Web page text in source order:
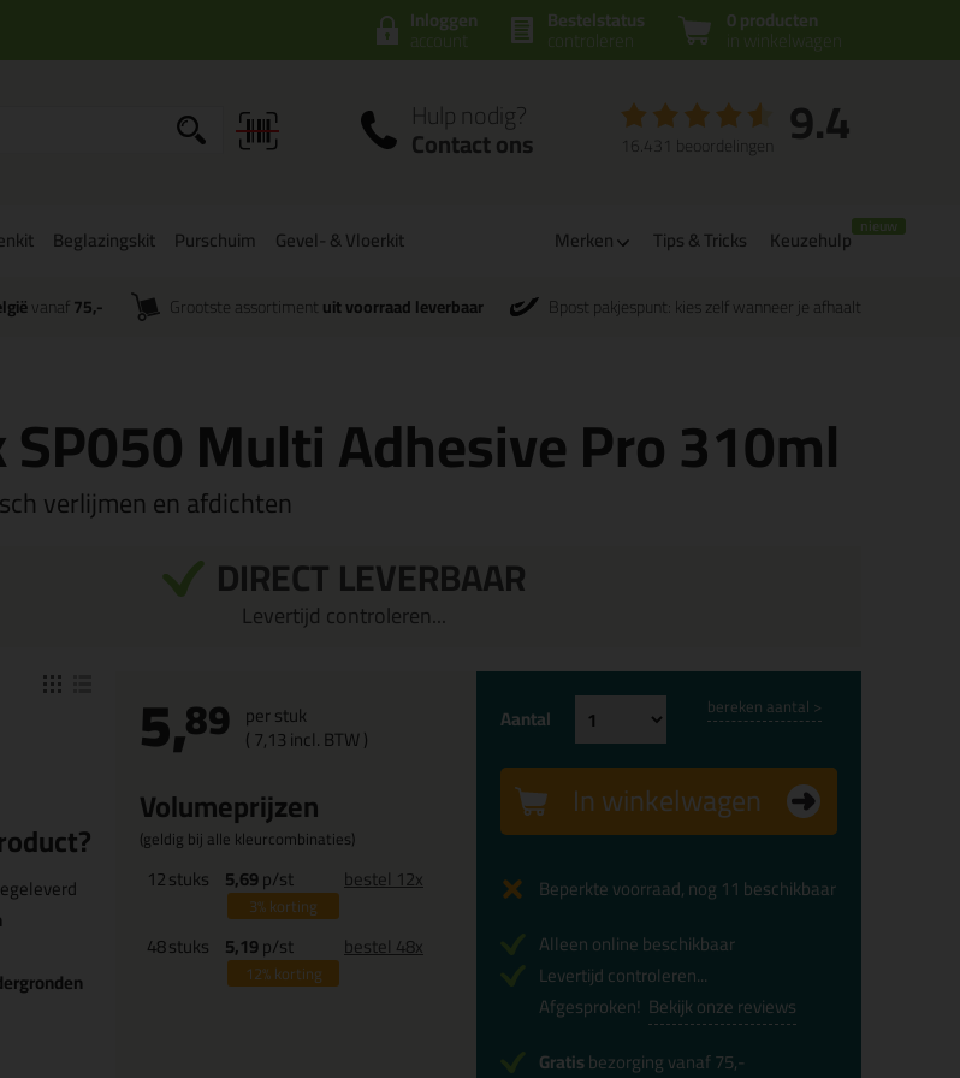
0 producten
in winkelwagen
Bestelstatus
controleren
Inloggen
account
Hulp nodig?
Contact ons 9.4
16.431 beoordelingen
Beglazingskit Purschuim Gevel- & Vloerkit Merken Tips & Tricks Keuzehulp
vanaf 75,- Grootste assortiment uit voorraad leverbaar Bpost pakjespunt: kies zelf wanneer je afhaalt
Multi Adhesive Pro 310ml
verlijmen en afdichten
DIRECT LEVERBAAR
Levertijd controleren...
5,89 per stuk
(7,13incl. BTW )
Volumeprijzen
(geldig bij alle kleurcombinaties)
12stuks 5,69p/st
3%korting
bestel 12x
48stuks 5,19p/st
12%korting
bestel 48x
Aantal bereken aantal >
In winkelwagen
Beperkte voorraad, nog 11 beschikbaar
Alleen online beschikbaar
Levertijd controleren...
Afgesproken! Bekijk onze reviews
Gratisbezorging vanaf 75,-